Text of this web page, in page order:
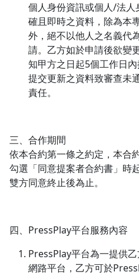
個人身份資訊或個人/法
確且即時之資料，除為本
外，絕不以他人之名義代
請。乙方如於申請後欲變
知甲方之日起5個工作日
提交更新之資料致審查未
責任。
三、合作期間
依本合約第一條之約定，本合
勾選「同意提案者合約書」時
雙方同意終止後為止。
四、PressPlay平台服務內容
PressPlay平台為一提供
網路平台，乙方可於